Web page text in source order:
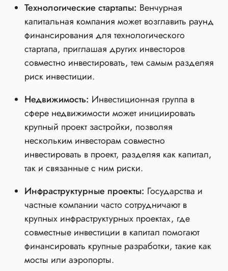
Технологические стартапы: Венчурная
капитальная компания может возглавить раунд
финансирования для технологического
стартапа, приглашая других инвесторов
совместно инвестировать, тем самым разделяя
риск инвестиции.
Недвижимость: Инвестиционная группа в
сфере недвижимости может инициировать
крупный проект застройки, позволяя
нескольким инвесторам совместно
инвестировать в проект, разделяя как капитал,
так и связанные с ним риски.
Инфраструктурные проекты: Государства и
частные компании часто сотрудничают в
крупных инфраструктурных проектах, где
совместные инвестиции в капитал помогают
финансировать крупные разработки, такие как
мосты или аэропорты.